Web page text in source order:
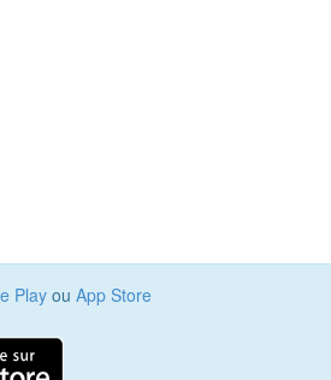
Playou App Store